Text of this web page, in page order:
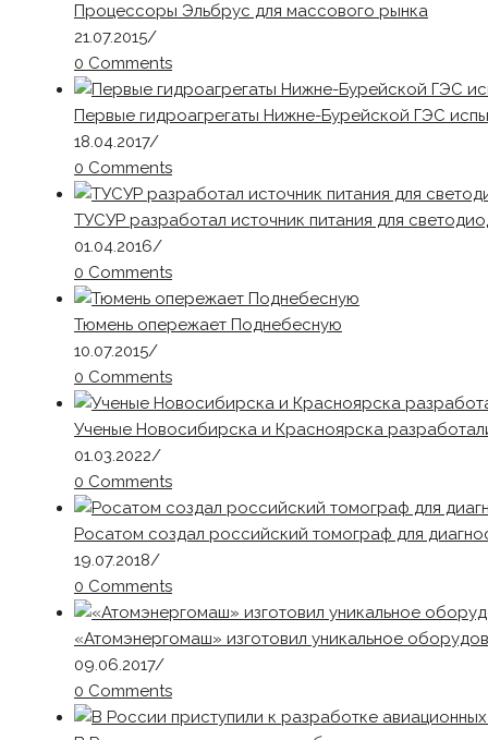
Процессоры Эльбрус для массового рынка
21.07.2015/
0 Comments
Первые гидроагрегаты Нижне-Бурейской ГЭС
18.04.2017/
0 Comments
ТУСУР разработал источник питания для
01.04.2016/
0 Comments
Тюмень опережает Поднебесную
10.07.2015/
0 Comments
Ученые Новосибирска и Красноярска
01.03.2022/
0 Comments
Росатом создал российский томограф для
19.07.2018/
0 Comments
«Атомэнергомаш» изготовил уникальное
09.06.2017/
0 Comments